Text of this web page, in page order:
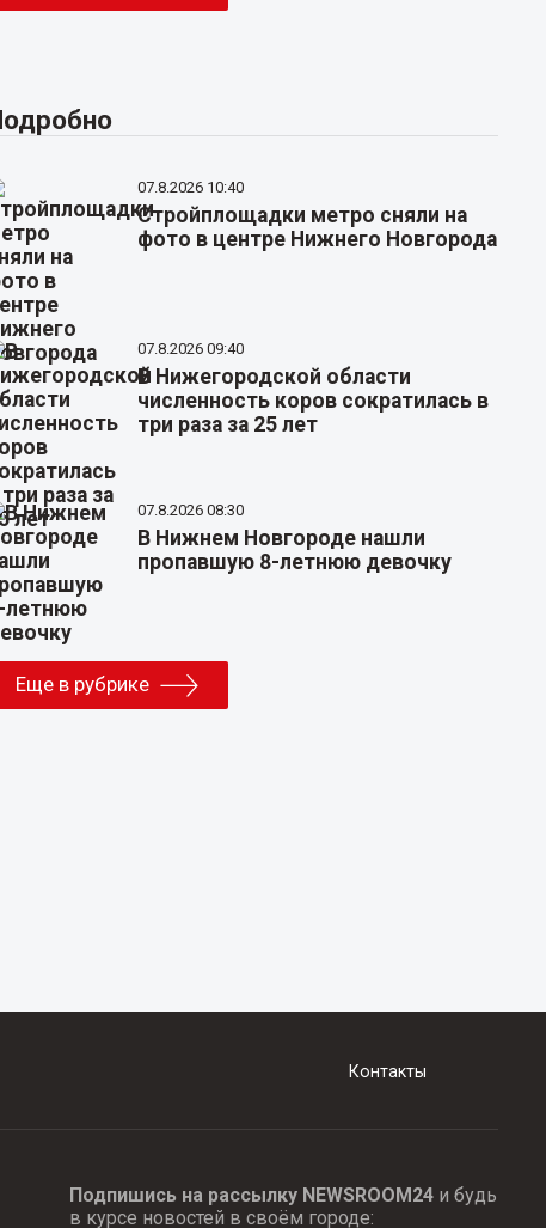
07.8.2026 10:40
Стройплощадки метро сняли на
фото в центре Нижнего Новгорода
07.8.2026 09:40
В Нижегородской области
численность коров сократилась в
три раза за 25 лет
07.8.2026 08:30
В Нижнем Новгороде нашли
пропавшую 8-летнюю девочку
Еще в рубрике
Контакты
Подпишись на рассылку NEWSROOM24и будь
в курсе новостей в своём городе: